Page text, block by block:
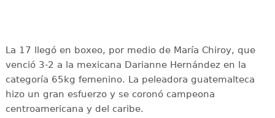
La 17 llegó en boxeo, por medio de María Chiroy, que
venció 3-2 a la mexicana Darianne Hernández en la
categoría 65kg femenino. La peleadora guatemalteca
hizo un gran esfuerzo y se coronó campeona
centroamericana y del caribe.